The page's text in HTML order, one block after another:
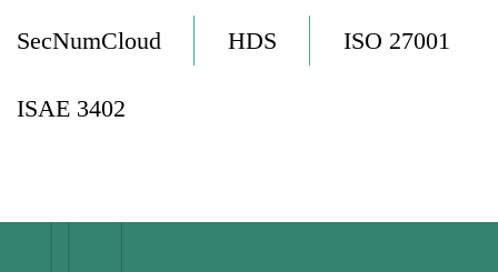
SecNumCloud HDS ISO 27001
ISAE 3402